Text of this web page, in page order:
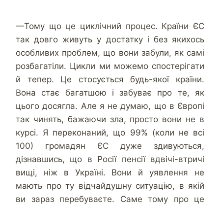
—Тому що це циклічний процес. Країни ЄС
так довго живуть у достатку і без якихось
особливих проблем, що вони забули, як самі
розбагатіли. Цикли ми можемо спостерігати
й тепер. Це стосується будь-якої країни.
Вона стає багатшою і забуває про те, як
цього досягла. Але я не думаю, що в Європі
так чинять, бажаючи зла, просто вони не в
курсі. Я переконаний, що 99% (коли не всі
100) громадян ЄС дуже здивуються,
дізнавшись, що в Росії пенсії вдвічі-втричі
вищі, ніж в Україні. Вони й уявлення не
мають про ту відчайдушну ситуацію, в якій
ви зараз перебуваєте. Саме тому про це